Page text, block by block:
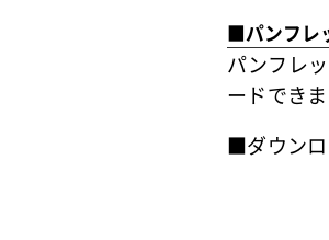
■パンフレ
パンフレ
ードできま
■ダウン